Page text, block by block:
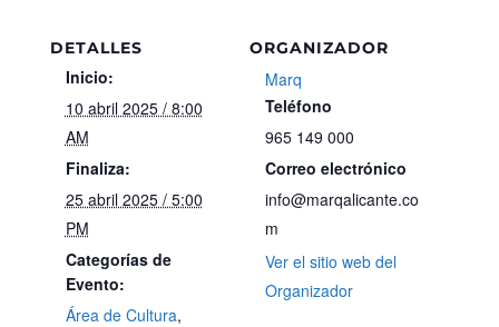
DETALLES
Inicio:
10 abril 2025 / 8:00
AM
Finaliza:
25 abril 2025 / 5:00
PM
Categorías de
Evento:
Área de Cultura,
ORGANIZADOR
Marq
Teléfono
965 149 000
Correo electrónico
info@marqalicante.co
m
Ver el sitio web del
Organizador